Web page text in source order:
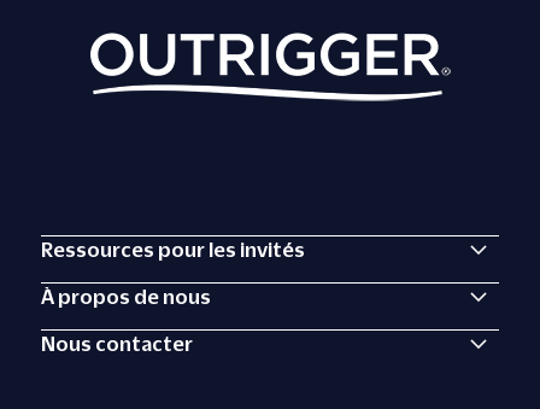
Ressources pour les invités
À propos de nous
Nous contacter